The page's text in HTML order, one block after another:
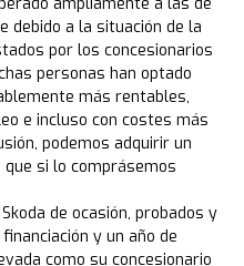
debido a la situación de la
por los concesionarios
personas han optado
más rentables,
e incluso con costes más
podemos adquirir un
que si lo comprásemos
de ocasión, probados y
y un año de
como su concesionario